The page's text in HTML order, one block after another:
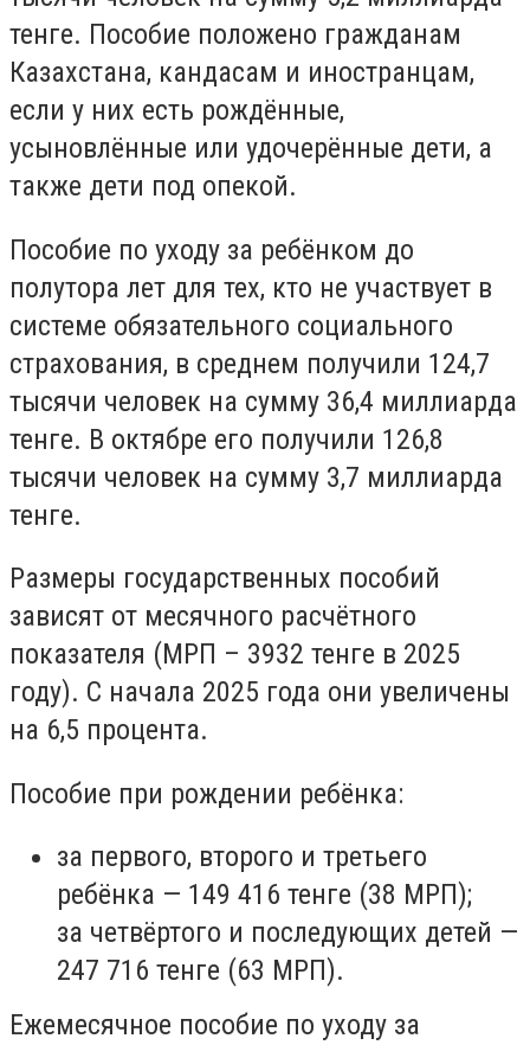
тенге. Пособие положено гражданам
Казахстана, кандасам и иностранцам,
если у них есть рождённые,
усыновлённые или удочерённые дети, а
также дети под опекой.
Пособие по уходу за ребёнком до
полутора лет для тех, кто не участвует в
системе обязательного социального
страхования, в среднем получили 124,7
тысячи человек на сумму 36,4 миллиарда
тенге. В октябре его получили 126,8
тысячи человек на сумму 3,7 миллиарда
тенге.
Размеры государственных пособий
зависят от месячного расчётного
показателя (МРП – 3932 тенге в 2025
году). С начала 2025 года они увеличены
на 6,5 процента.
Пособие при рождении ребёнка:
за первого, второго и третьего
ребёнка — 149 416 тенге (38 МРП);
за четвёртого и последующих детей —
247 716 тенге (63 МРП).
Ежемесячное пособие по уходу за